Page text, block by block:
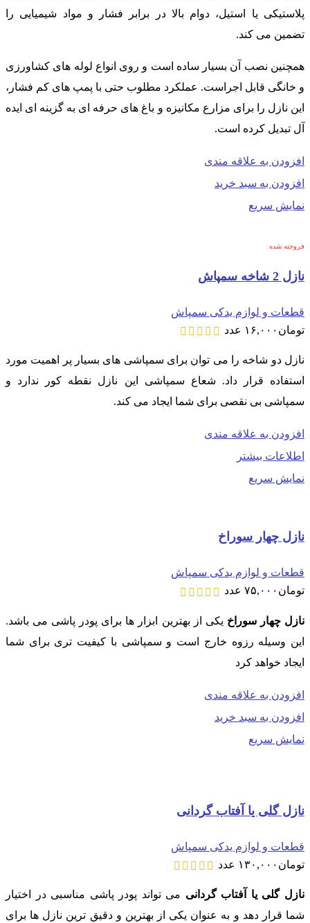
پلاستیکی یا استیل، دوام بالا در برابر فشار و مواد شیمیایی را
تضمین می کند.
همچنین نصب آن بسیار ساده است و روی انواع لوله های کشاورزی
و خانگی قابل اجراست. عملکرد مطلوب حتی با پمپ های کم فشار،
این نازل را برای مزارع مکانیزه و باغ های حرفه ای به گزینه ای ایده
آل تبدیل کرده است.
افزودن به علاقه مندی
افزودن به سبد خرید
نمایش سریع
فروخته شده
نازل 2 شاخه سمپاش
قطعات و لوازم یدکی سمپاش
تومان ۱۶,۰۰۰ عدد
نازل دو شاخه را می توان برای سمپاشی های بسیار پر اهمیت مورد
استفاده قرار داد. شعاع سمپاشی این نازل نقطه کور ندارد و
سمپاشی بی نقصی برای شما ایجاد می کند.
افزودن به علاقه مندی
اطلاعات بیشتر
نمایش سریع
نازل چهار سوراخ
قطعات و لوازم یدکی سمپاش
تومان ۷۵,۰۰۰ عدد
نازل چهار سوراخ یکی از بهترین ابزار ها برای پودر پاشی می باشد.
این وسیله رزوه خارج است و سمپاشی با کیفیت تری برای شما
ایجاد خواهد کرد
افزودن به علاقه مندی
افزودن به سبد خرید
نمایش سریع
نازل گلی یا آفتاب گردانی
قطعات و لوازم یدکی سمپاش
تومان ۱۳۰,۰۰۰ عدد
نازل گلی یا آفتاب گردانی می تواند پودر پاشی مناسبی در اختیار
شما قرار دهد و به عنوان یکی از بهترین و دقیق ترین نازل ها برای